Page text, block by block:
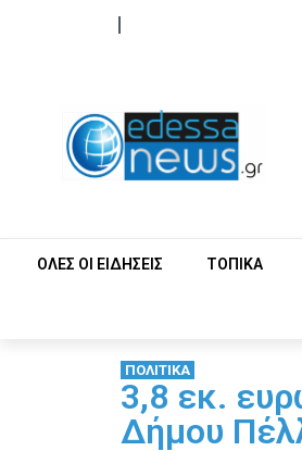
ΟΛΕΣ ΟΙ ΕΙΔΗΣΕΙΣ ΤΟΠΙΚΑ
ΠΟΛΙΤΙΚΑ
3,8 εκ.
Δήμου